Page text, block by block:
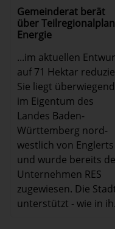
Gemeinderat berät
über Teilregionalplan
Energie
...im aktuellen
auf 71 Hektar
Sie liegt überwiegend
im Eigentum des
Landes Baden-
Württemberg nord-
westlich von Englerts
und wurde bereits
Unternehmen RES
zugewiesen. Die
unterstützt - wie in